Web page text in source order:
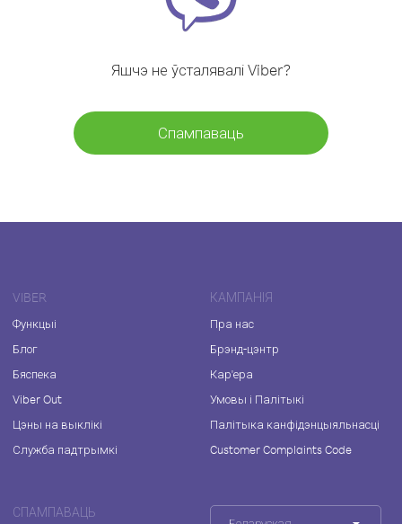
Яшчэ не ўсталявалі Viber?
Спампаваць
VIBER
Функцыі
Блог
Бяспека
Viber Out
Цэны на выклікі
Служба падтрымкі
КАМПАНІЯ
Пра нас
Брэнд-цэнтр
Кар'ера
Умовы і Палітыкі
Палітыка канфідэнцыяльнасці
Customer Complaints Code
СПАМПАВАЦЬ